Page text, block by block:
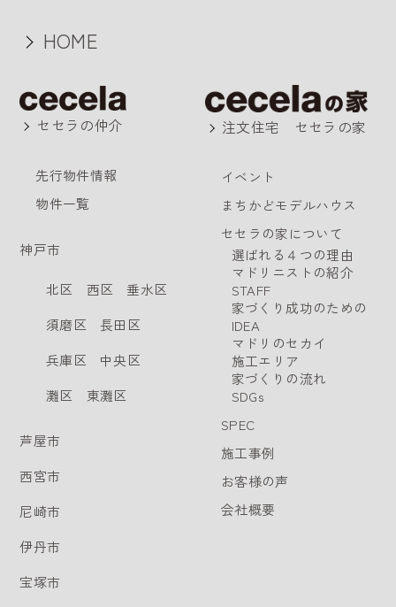
HOME
セセラの仲介
先行物件情報
物件一覧
神戸市
北区 西区
垂水区
須磨区
長田区
兵庫区
中央区
灘区
東灘区
芦屋市
西宮市
尼崎市
伊丹市
宝塚市
注文住宅 セセラの家
イベント
まちかどモデルハウス
セセラの家について
選ばれる４つの理由
マドリニストの紹介
STAFF
家づくり成功のための
IDEA
マドリのセカイ
施工エリア
家づくりの流れ
SDGs
SPEC
施工事例
お客様の声
会社概要